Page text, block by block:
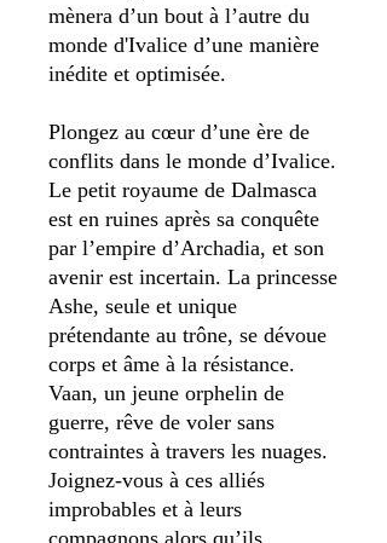
mènera d’un bout à l’autre du
monde d'Ivalice d’une manière
inédite et optimisée.
Plongez au cœur d’une ère de
conflits dans le monde d’Ivalice.
Le petit royaume de Dalmasca
est en ruines après sa conquête
par l’empire d’Archadia, et son
avenir est incertain. La princesse
Ashe, seule et unique
prétendante au trône, se dévoue
corps et âme à la résistance.
Vaan, un jeune orphelin de
guerre, rêve de voler sans
contraintes à travers les nuages.
Joignez-vous à ces alliés
improbables et à leurs
compagnons alors qu’ils